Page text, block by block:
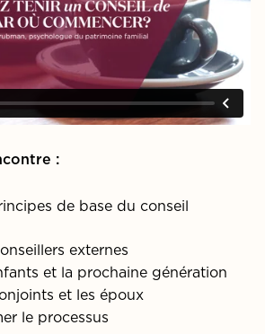
:
de base du conseil
externes
et la prochaine génération
et les époux
le processus